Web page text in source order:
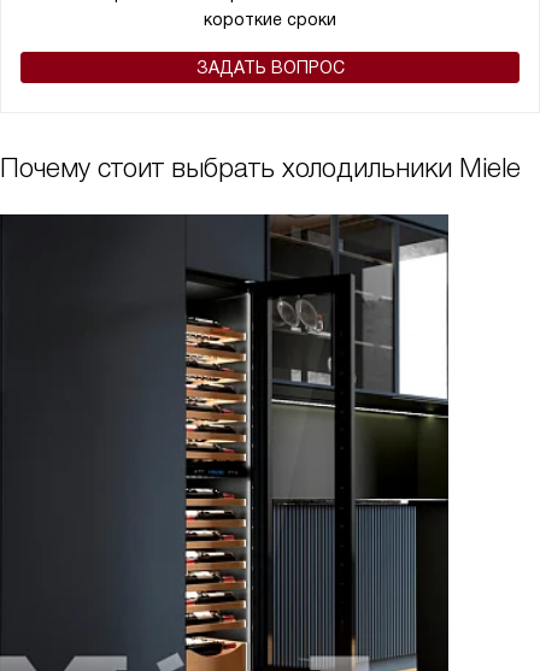
короткие сроки
ЗАДАТЬ ВОПРОС
Почему стоит выбрать холодильники Miele